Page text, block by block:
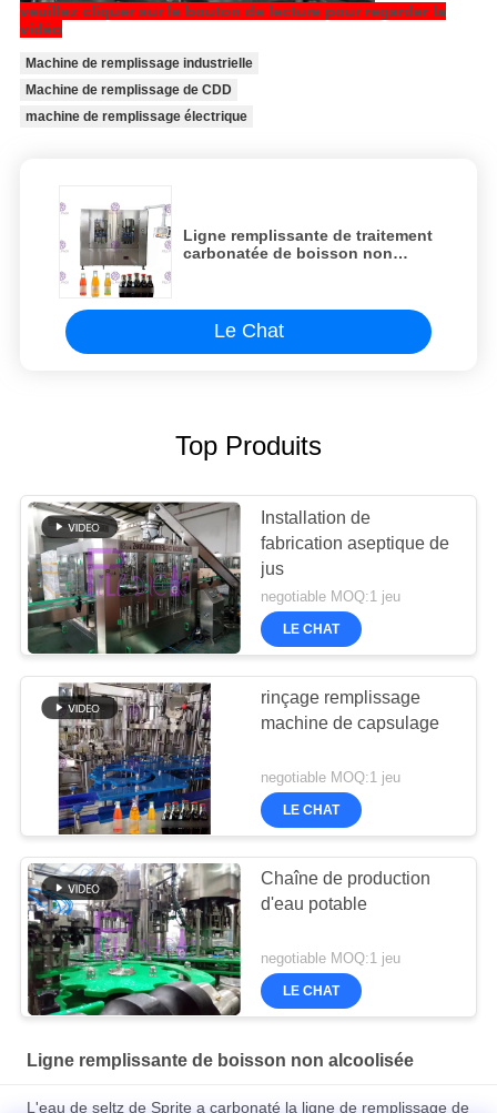
veuillez cliquer sur le bouton de lecture pour regarder la
vidéo
Machine de remplissage industrielle
Machine de remplissage de CDD
machine de remplissage électrique
Ligne remplissante de traitement
carbonatée de boisson non
Le Chat
Top Produits
Installation de
fabrication aseptique de
jus
negotiable MOQ:1 jeu
LE CHAT
rinçage remplissage
machine de capsulage
negotiable MOQ:1 jeu
LE CHAT
Chaîne de production
d'eau potable
negotiable MOQ:1 jeu
LE CHAT
Ligne remplissante de boisson non alcoolisée
L'eau de seltz de Sprite a carbonaté la ligne de remplissage de